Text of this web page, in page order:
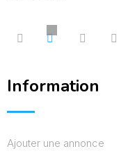
Information
Ajouter une annonce